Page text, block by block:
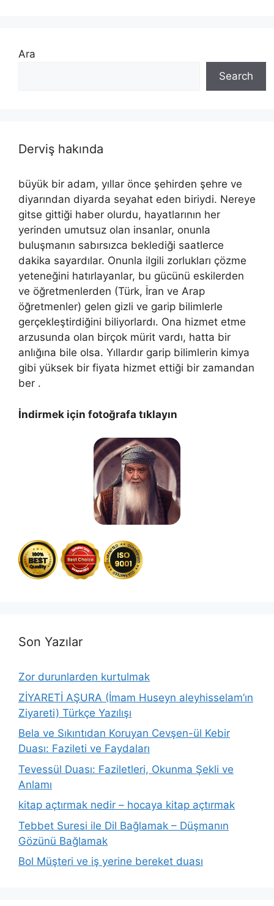
Ara
Search
Derviş hakında
büyük bir adam, yıllar önce şehirden şehre ve
diyarından diyarda seyahat eden biriydi. Nereye
gitse gittiği haber olurdu, hayatlarının her
yerinden umutsuz olan insanlar, onunla
buluşmanın sabırsızca beklediği saatlerce
dakika sayardılar. Onunla ilgili zorlukları çözme
yeteneğini hatırlayanlar, bu gücünü eskilerden
ve öğretmenlerden (Türk, İran ve Arap
öğretmenler) gelen gizli ve garip bilimlerle
gerçekleştirdiğini biliyorlardı. Ona hizmet etme
arzusunda olan birçok mürit vardı, hatta bir
anlığına bile olsa. Yıllardır garip bilimlerin kimya
gibi yüksek bir fiyata hizmet ettiği bir zamandan
ber .
İndirmek için fotoğrafa tıklayın
Son Yazılar
Zor durunlarden kurtulmak
ZİYARETİ AŞURA (İmam Huseyn aleyhisselam’ın
Ziyareti) Türkçe Yazılışı
Bela ve Sıkıntıdan Koruyan Cevşen-ül Kebir
Duası: Fazileti ve Faydaları
Tevessül Duası: Faziletleri, Okunma Şekli ve
Anlamı
kitap açtırmak nedir – hocaya kitap açtırmak
Tebbet Suresi ile Dil Bağlamak – Düşmanın
Gözünü Bağlamak
Bol Müşteri ve iş yerine bereket duası